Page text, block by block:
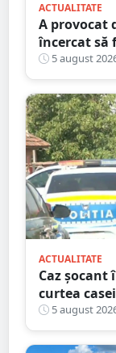
ACTUALITATE
A provocat
încercat să
polițiștii
Codului
5 august
ACTUALITATE
Caz
curtea
pensia
5 august